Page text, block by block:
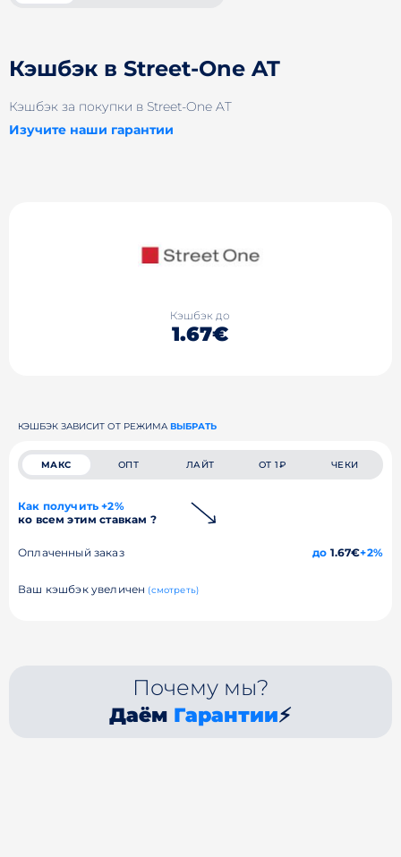
Кэшбэк в Street-One AT
Кэшбэк за покупки в Street-One AT
Изучите наши гарантии
Кэшбэк до
1.67€
КЭШБЭК ЗАВИСИТ ОТ РЕЖИМА ВЫБРАТЬ
МАКС ОПТ ЛАЙТ ОТ 1₽ ЧЕКИ
Как получить +2%
ко всем этим ставкам ?
Оплаченный заказ до 1.67€+2%
Ваш кэшбэк увеличен (смотреть)
Почему мы?
Даём Гарантии⚡